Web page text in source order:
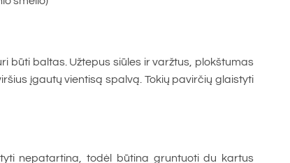
būti baltas. Užtepus siūles ir varžtus, plokštumas
įgautų vientisą spalvą. Tokių pavirčių glaistyti
nepatartina, todėl būtina gruntuoti du kartus